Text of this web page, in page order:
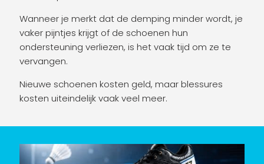
Wanneer je merkt dat de demping minder wordt, je
vaker pijntjes krijgt of de schoenen hun
ondersteuning verliezen, is het vaak tijd om ze te
vervangen.
Nieuwe schoenen kosten geld, maar blessures
kosten uiteindelijk vaak veel meer.